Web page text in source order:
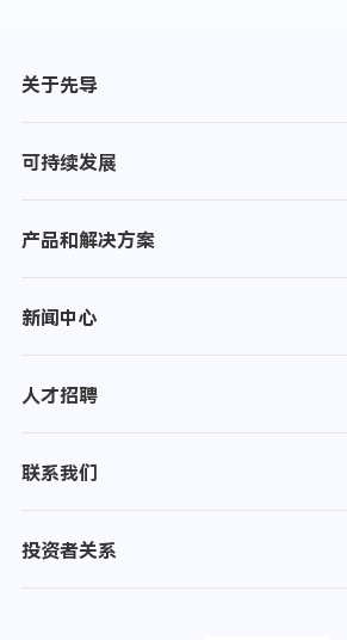
关于先导
可持续发展
产品和解决方案
新闻中心
人才招聘
联系我们
投资者关系